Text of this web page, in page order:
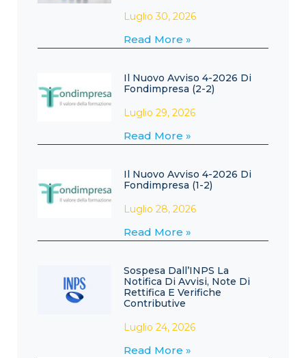
Luglio 30, 2026
Read More »
Il Nuovo Avviso 4-2026 Di
Fondimpresa (2-2)
Luglio 29, 2026
Read More »
Il Nuovo Avviso 4-2026 Di
Fondimpresa (1-2)
Luglio 28, 2026
Read More »
Sospesa Dall’INPS La
Notifica Di Avvisi, Note Di
Rettifica E Verifiche
Contributive
Luglio 24, 2026
Read More »